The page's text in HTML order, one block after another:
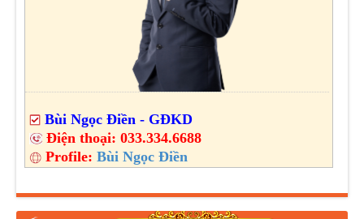
Bùi Ngọc Điền - GĐKD
Điện thoại:033.334.6688
Profile:Bùi Ngọc Điền